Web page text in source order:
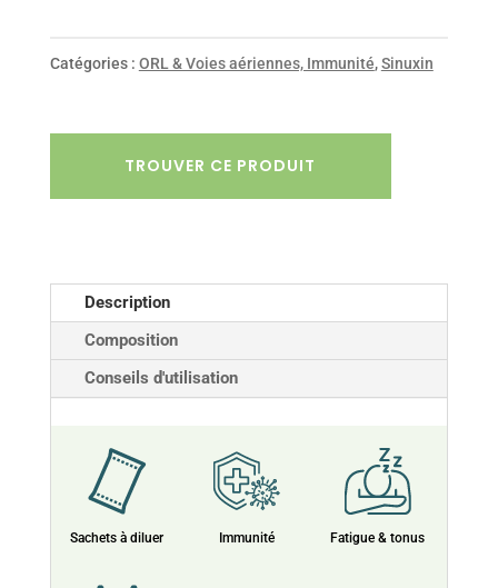
Catégories : ORL & Voies aériennes, Immunité,Sinuxin
TROUVER CE PRODUIT
Description
Composition
Conseils d'utilisation
Sachets à diluer Immunité Fatigue & tonus